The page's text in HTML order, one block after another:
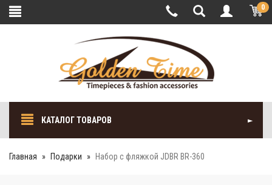
0
КАТАЛОГ ТОВАРОВ
Главная Подарки Набор с фляжкой JDBR BR-360